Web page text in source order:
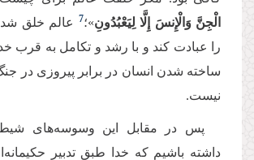
الْجِنَّ وَالْإِنسَ إِلَّا لِیَعْبُدُونِ»؛7 عالم خلق
را عبادت كند و با رشد و تكامل به قرب
ساخته شدن انسان در برابر پیروزی در
نیست.
پس در مقابل این وسوسه‌های
داشته باشیم كه خدا طبق تدبیر